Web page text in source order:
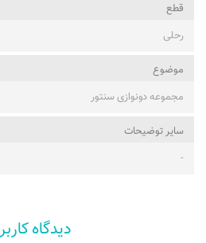
قطع
رحلی
موضوع
مجموعه دونوازی سنتور
ساير توضيحات
-
دیدگاه